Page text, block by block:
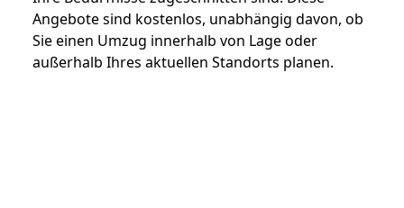
Angebote sind kostenlos, unabhängig davon, ob
Sie einen Umzug innerhalb von Lage oder
außerhalb Ihres aktuellen Standorts planen.